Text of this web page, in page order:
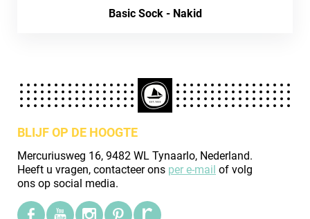
Basic Sock - Nakid
BLIJF OP DE HOOGTE
Mercuriusweg 16, 9482 WL Tynaarlo, Nederland.
Heeft u vragen, contacteer ons per e-mail of volg
ons op social media.